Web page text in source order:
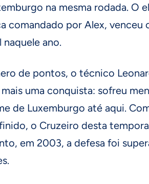
na mesma rodada. O
comandado por Alex, venceu
ano.
de pontos, o técnico
uma conquista: sofreu
de Luxemburgo até aqui.
o Cruzeiro desta
em 2003, a defesa foi